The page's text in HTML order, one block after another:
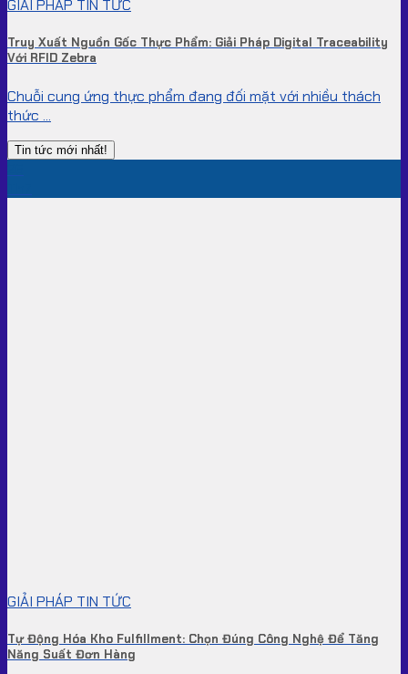
GIẢI PHÁP TIN TỨC
Truy Xuất Nguồn Gốc Thực Phẩm: Giải Pháp Digital Traceability
Với RFID Zebra
Chuỗi cung ứng thực phẩm đang đối mặt với nhiều thách
thức ...
Tin tức mới nhất!
GIẢI PHÁP TIN TỨC
Tự Động Hóa Kho Fulfillment: Chọn Đúng Công Nghệ Để Tăng
Năng Suất Đơn Hàng